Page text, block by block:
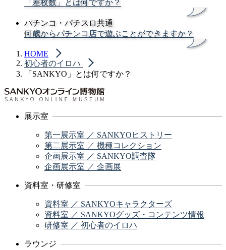
「差枚数」とは何ですか？
パチンコ・パチスロ共通
何歳からパチンコ店で遊ぶことができますか？
HOME
初心者のイロハ
「SANKYO」とは何ですか？
展示室
第一展示室 ／ SANKYOヒストリー
第二展示室 ／ 機種コレクション
企画展示室 ／ SANKYO調査隊
企画展示室 ／ 企画展
資料室・研修室
資料室 ／ SANKYOキャラクターズ
資料室 ／ SANKYOグッズ・コンテンツ情報
研修室 ／ 初心者のイロハ
ラウンジ